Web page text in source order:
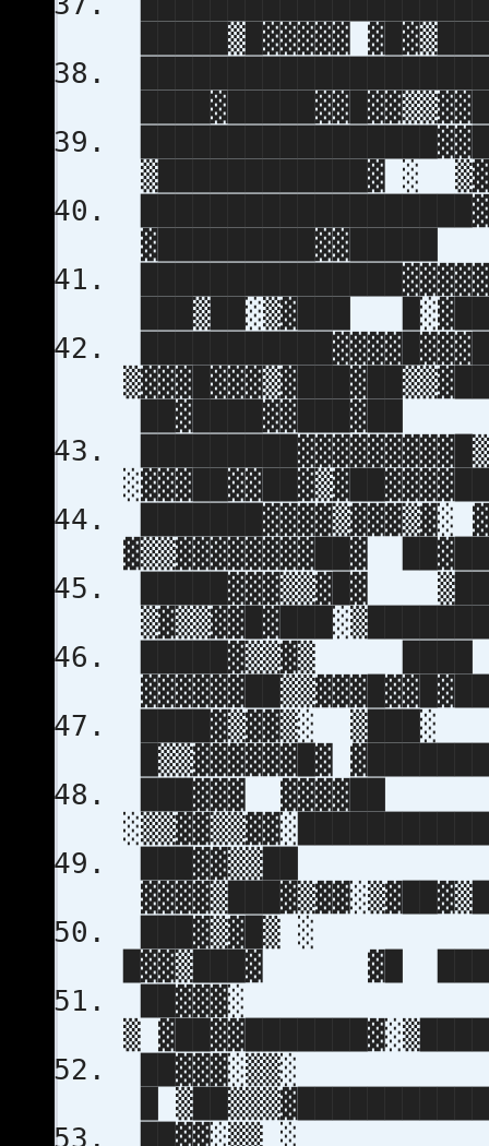
█████▒█▓▓▓▓▓
▒████████████▓ ░
███▒██░▒▓███
██▓████▓▓███▓██
▓▒▒▓▓▓▓▓▓▓▓██▓
█████▓▒▒▓▒
████▓▒▓▓▒░
█▒▒▓▓▓▓▓▓█▓
███▓▓▓
█▓▓▒███▓ ▓█
▒
█